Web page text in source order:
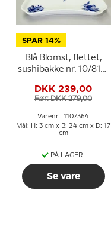
SPAR 14%
Blå Blomst, flettet,
sushibakke nr. 10/8181
og flødekande osv.,
Royal Copenhagen
25cm
DKK 239,00
Før: DKK 279,00
Varenr.: 1107364
Mål: H: 3 cm x B: 24 cm x D: 17
cm
PÅ LAGER
Se vare